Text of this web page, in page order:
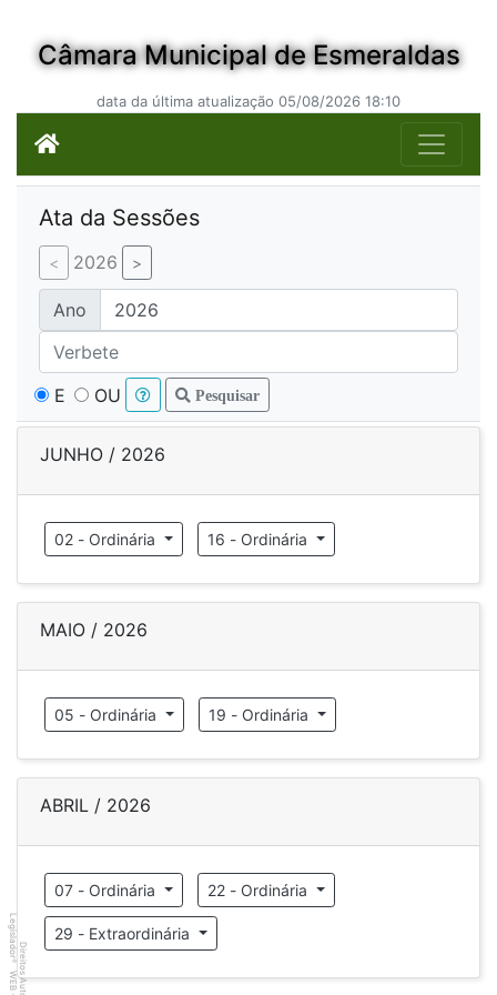
Câmara Municipal de Esmeraldas
data da última atualização 05/08/2026 18:10
Ata da Sessões
2026
Ano
E OU Pesquisar
JUNHO / 2026
02 - Ordinária 16 - Ordinária
MAIO / 2026
05 - Ordinária 19 - Ordinária
ABRIL / 2026
07 - Ordinária 22 - Ordinária
29 - Extraordinária
Direitos Autorais
Legislador
®